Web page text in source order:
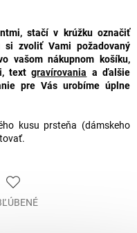
stačí v krúžku označiť
zvoliť Vami požadovaný
vašom nákupnom košíku,
textgravírovania a ďalšie
pre Vás urobíme úplne
kusu prsteňa (dámskeho